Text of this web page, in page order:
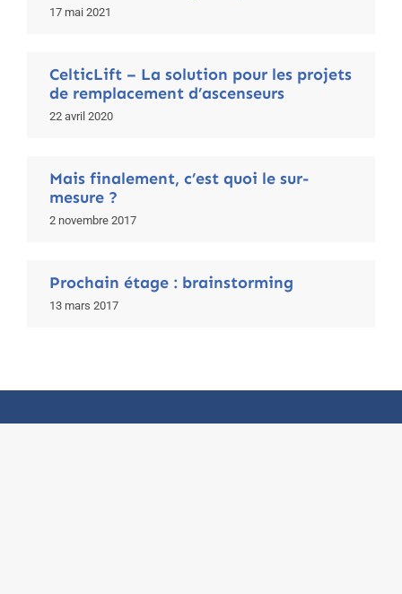
17 mai 2021
CelticLift – La solution pour les projets
de remplacement d’ascenseurs
22 avril 2020
Mais finalement, c’est quoi le sur-
mesure ?
2 novembre 2017
Prochain étage : brainstorming
13 mars 2017